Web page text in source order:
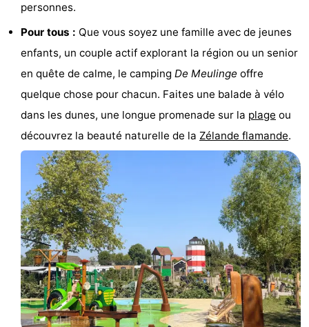
mini-
bien-
Nature
Piscines
Équitation
Terrains
de
golf
Surfen
Peche
Sportive
Equitation
Observation
personnes.
Pour tous : Que vous soyez une famille avec de jeunes
enfants, un couple actif explorant la région ou un senior
en quête de calme, le camping De Meulinge offre
quelque chose pour chacun. Faites une balade à vélo
dans les dunes, une longue promenade sur la plage ou
découvrez la beauté naturelle de la Zélande flamande.